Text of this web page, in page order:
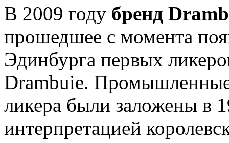
В 2009 году бренд
прошедшее с момента
Эдинбурга первых
Drambuie. Промышленные
ликера были заложены в
интерпретацией